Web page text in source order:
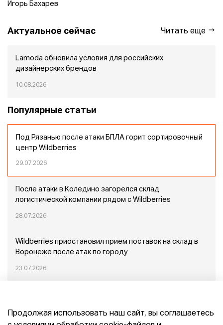
Игорь Бахарев
Актуальное сейчас Читать еще
Lamoda обновила условия для российских
дизайнерских брендов
10.08.2026
Популярные статьи
Под Рязанью после атаки БПЛА горит сортировочный
центр Wildberries
29.07.2026
После атаки в Коледино загорелся склад
логистической компании рядом с Wildberries
28.07.2026
Wildberries приостановил прием поставок на склад в
Воронеже после атак по городу
23.07.2026
Продолжая использовать наш сайт, вы соглашаетесь